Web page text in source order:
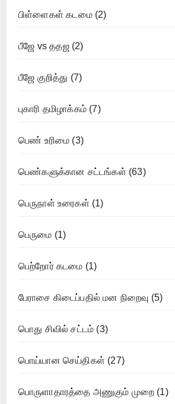
பிள்ளைகள் கடமை(2)
பீஜே vs ததஜ(2)
பீஜே குறித்து (7)
புகாரி தமிழாக்கம் (7)
பெண் உரிமை (3)
பெண்களுக்கான சட்டங்கள் (63)
பெருநாள் உரைகள் (1)
பெருமை (1)
பெற்றோர் கடமை (1)
பேராசை கிடைப்பதில் மன நிறைவு (5)
பொது சிவில் சட்டம் (3)
பொய்யான செய்திகள் (27)
பொருளாதாரத்தை அணுகும் முறை (1)